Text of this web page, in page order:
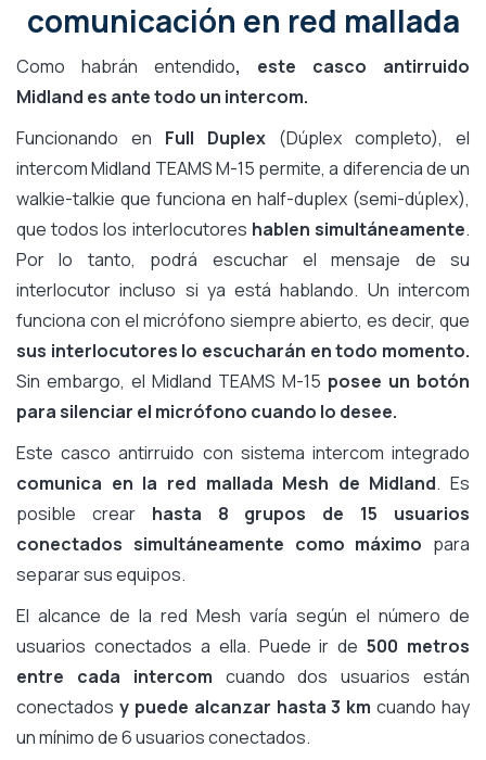
comunicación en red mallada
Como habrán entendido, este casco antirruido
Midland es ante todo un intercom.
Funcionando en Full Duplex (Dúplex completo), el
intercom Midland TEAMS M-15 permite, a diferencia de un
walkie-talkie que funciona en half-duplex (semi-dúplex),
que todos los interlocutores hablen simultáneamente.
Por lo tanto, podrá escuchar el mensaje de su
interlocutor incluso si ya está hablando. Un intercom
funciona con el micrófono siempre abierto, es decir, que
sus interlocutores lo escucharán en todo momento.
Sin embargo, el Midland TEAMS M-15 posee un botón
para silenciar el micrófono cuando lo desee.
Este casco antirruido con sistema intercom integrado
comunica en la red mallada Mesh de Midland. Es
posible crear hasta 8 grupos de 15 usuarios
conectados simultáneamente como máximo para
separar sus equipos.
El alcance de la red Mesh varía según el número de
usuarios conectados a ella. Puede ir de500 metros
entre cada intercom cuando dos usuarios están
conectados y puede alcanzar hasta 3 km cuando hay
un mínimo de 6 usuarios conectados.